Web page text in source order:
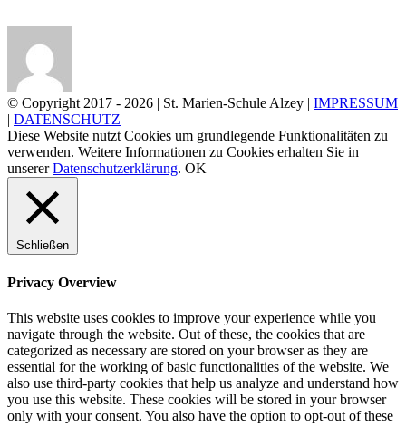
© Copyright 2017 - 2026 | St. Marien-Schule Alzey | IMPRESSUM
| DATENSCHUTZ
Diese Website nutzt Cookies um grundlegende Funktionalitäten zu
verwenden. Weitere Informationen zu Cookies erhalten Sie in
unsererDatenschutzerklärung. OK
Schließen
Privacy Overview
This website uses cookies to improve your experience while you
navigate through the website. Out of these, the cookies that are
categorized as necessary are stored on your browser as they are
essential for the working of basic functionalities of the website. We
also use third-party cookies that help us analyze and understand how
you use this website. These cookies will be stored in your browser
only with your consent. You also have the option to opt-out of these